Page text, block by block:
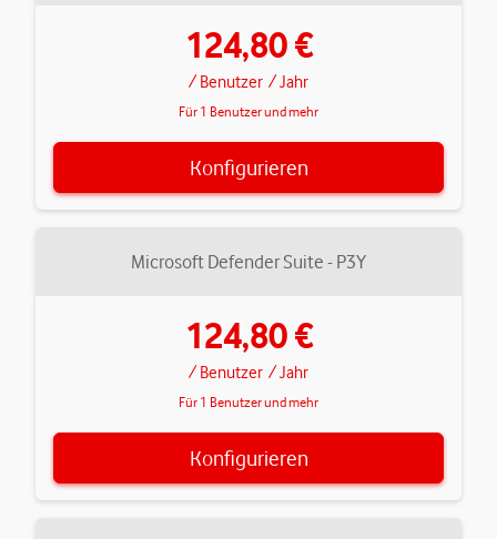
124,80 €
/ Benutzer / Jahr
Für 1 Benutzer und mehr
Konfigurieren
Microsoft Defender Suite - P3Y
124,80 €
/ Benutzer / Jahr
Für 1 Benutzer und mehr
Konfigurieren